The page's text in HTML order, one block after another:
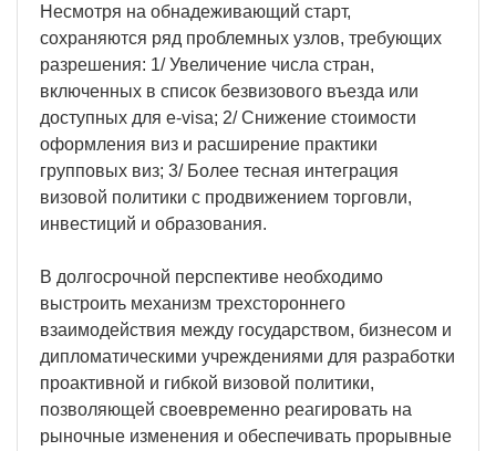
Несмотря на обнадеживающий старт,
сохраняются ряд проблемных узлов, требующих
разрешения: 1/ Увеличение числа стран,
включенных в список безвизового въезда или
доступных для e-visa; 2/ Снижение стоимости
оформления виз и расширение практики
групповых виз; 3/ Более тесная интеграция
визовой политики с продвижением торговли,
инвестиций и образования.
В долгосрочной перспективе необходимо
выстроить механизм трехстороннего
взаимодействия между государством, бизнесом и
дипломатическими учреждениями для разработки
проактивной и гибкой визовой политики,
позволяющей своевременно реагировать на
рыночные изменения и обеспечивать прорывные